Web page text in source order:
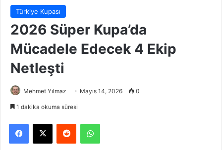
Türkiye Kupası
2026 Süper Kupa’da
Mücadele Edecek 4 Ekip
Netleşti
Mehmet Yılmaz Mayıs 14, 2026 0
1 dakika okuma süresi
Facebook
X Reddit WhatsApp